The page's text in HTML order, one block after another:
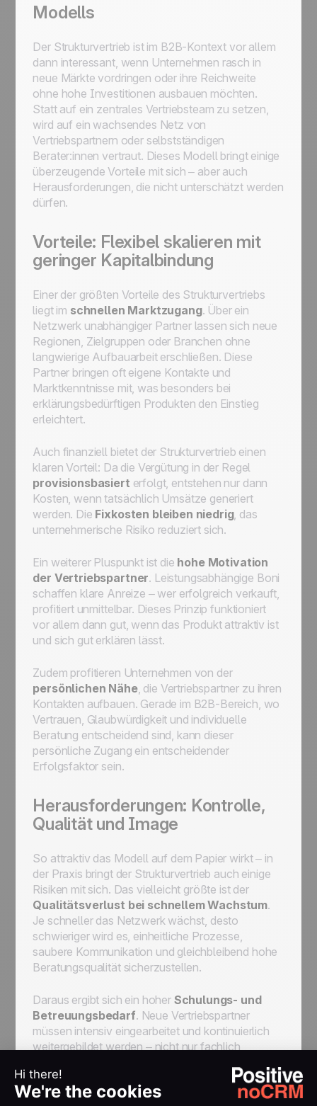
Modells
Der Strukturvertrieb ist im B2B-Kontext vor allem
dann interessant, wenn Unternehmen rasch in
neue Märkte vordringen oder ihre Reichweite
ohne hohe Investitionen ausbauen möchten.
Statt auf ein zentrales Vertriebsteam zu setzen,
wird auf ein wachsendes Netz von
Vertriebspartnern oder selbstständigen
Berater:innen vertraut. Dieses Modell bringt einige
überzeugende Vorteile mit sich – aber auch
Herausforderungen, die nicht unterschätzt werden
dürfen.
Vorteile: Flexibel skalieren mit
geringer Kapitalbindung
Einer der größten Vorteile des Strukturvertriebs
liegt im schnellen Marktzugang. Über ein
Netzwerk unabhängiger Partner lassen sich neue
Regionen, Zielgruppen oder Branchen ohne
langwierige Aufbauarbeit erschließen. Diese
Partner bringen oft eigene Kontakte und
Marktkenntnisse mit, was besonders bei
erklärungsbedürftigen Produkten den Einstieg
erleichtert.
Auch finanziell bietet der Strukturvertrieb einen
klaren Vorteil: Da die Vergütung in der Regel
provisionsbasiert erfolgt, entstehen nur dann
Kosten, wenn tatsächlich Umsätze generiert
werden. Die Fixkosten bleiben niedrig, das
unternehmerische Risiko reduziert sich.
Ein weiterer Pluspunkt ist die hohe Motivation
der Vertriebspartner. Leistungsabhängige Boni
schaffen klare Anreize – wer erfolgreich verkauft,
profitiert unmittelbar. Dieses Prinzip funktioniert
vor allem dann gut, wenn das Produkt attraktiv ist
und sich gut erklären lässt.
Zudem profitieren Unternehmen von der
persönlichen Nähe, die Vertriebspartner zu ihren
Kontakten aufbauen. Gerade im B2B-Bereich, wo
Vertrauen, Glaubwürdigkeit und individuelle
Beratung entscheidend sind, kann dieser
persönliche Zugang ein entscheidender
Erfolgsfaktor sein.
Herausforderungen: Kontrolle,
Qualität und Image
So attraktiv das Modell auf dem Papier wirkt – in
der Praxis bringt der Strukturvertrieb auch einige
Risiken mit sich. Das vielleicht größte ist der
Qualitätsverlust bei schnellem Wachstum.
Je schneller das Netzwerk wächst, desto
schwieriger wird es, einheitliche Prozesse,
saubere Kommunikation und gleichbleibend hohe
Beratungsqualität sicherzustellen.
Daraus ergibt sich ein hoher Schulungs- und
Betreuungsbedarf. Neue Vertriebspartner
müssen intensiv eingearbeitet und kontinuierlich
weitergebildet werden – nicht nur fachlich,
Markenverständnis und rechtliche
Rahmenbedingungen. Ohne diese Maßnahmen